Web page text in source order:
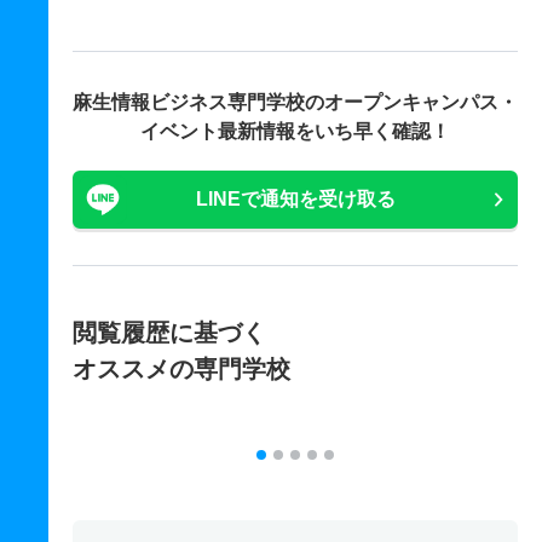
麻生情報ビジネス専門学校のオープンキャンパス・
イベント最新情報をいち早く確認！
LINEで通知を受け取る
閲覧履歴に基づく
オススメの専門学校